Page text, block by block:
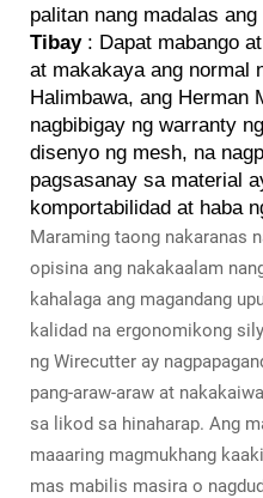
palitan nang madalas ang
Tibay : Dapat mabango
at makakaya ang normal
Halimbawa, ang Herman
nagbibigay ng warranty
disenyo ng mesh, na
pagsasanay sa material
komportabilidad at haba
Maraming taong nakaranas
opisina ang nakakaalam
kahalaga ang magandang
kalidad na ergonomikong
ng Wirecutter ay
pang-araw-araw at
sa likod sa hinaharap. Ang
maaaring magmukhang
mas mabilis masira o